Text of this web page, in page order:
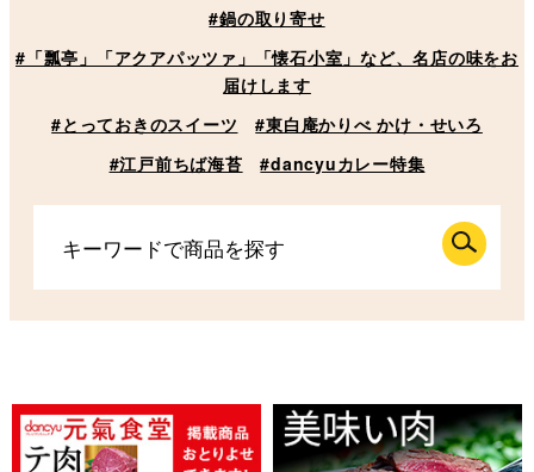
#鍋の取り寄せ
#「瓢亭」「アクアパッツァ」「懐石小室」など、名店の味をお
届けします
#とっておきのスイーツ
#東白庵かりべ かけ・せいろ
#江戸前ちば海苔
#dancyuカレー特集